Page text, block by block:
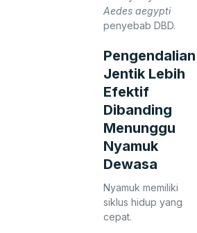
Aedes aegypti
penyebab DBD.
Pengendalian
Jentik Lebih
Efektif
Dibanding
Menunggu
Nyamuk
Dewasa
Nyamuk memiliki
siklus hidup yang
cepat.